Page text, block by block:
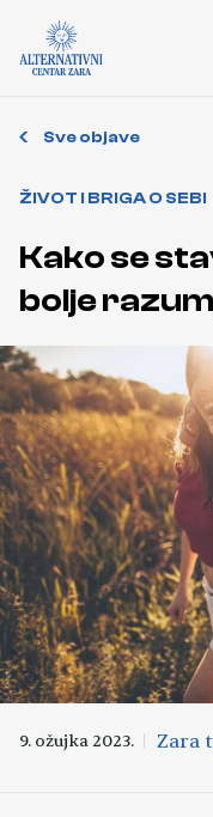
Sve objave
ŽIVOT I BRIGA O SEBI
Kako se
bolje
9. ožujka 2023. Zara